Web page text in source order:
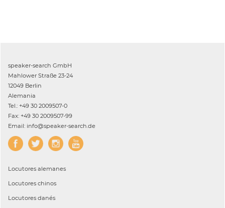
speaker-search GmbH
Mahlower Straße 23-24
12049 Berlin
Alemania
Tel.: +49 30 2009507-0
Fax: +49 30 2009507-99
Email: info@speaker-search.de
Locutores alemanes
Locutores chinos
Locutores danés